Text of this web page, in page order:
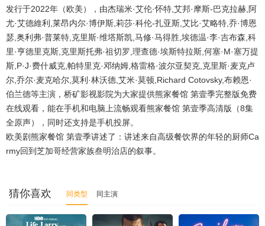
发行于2022年（欧美），由杰瑞米·艾伦·怀特,艾邦·摩斯-巴克拉赫,阿
尤·艾德維利,莱昂内尔·博伊斯,莉莎·科伦-扎亚斯,艾比·艾略特,乔·博恩
瑟,奥利弗·普莱特,克里斯·维塔斯凯,马修·马得胜,埃德温·李·吉布森,科
里·亨德里克斯,克里斯托弗·祖切罗,理查德·埃斯特拉斯,何塞·M·塞万提
斯,P·J·费什威克,帕特里克·邓纳姆,格雷格·波尔亚契克,克里斯·麦克卢
尔,乔尔·麦克哈尔,莫利·林沃德,艾米·莫顿,Richard Cotovsky,布赖恩·
伯兰德等主演，桥矿影视影院为大家提供熊家餐馆 第壹季完整版免费
在线观看，能在手机和电脑上流畅观看熊家餐馆 第壹季高清版（8集
全原声），同时还支持是手机投屏。
欧美剧熊家餐馆 第壹季讲述了：讲述来自高级餐饮界的年轻的厨师Ca
rmy回到芝加哥经营家族叁明治店的叙事。
猜你喜欢 同类型 同主演